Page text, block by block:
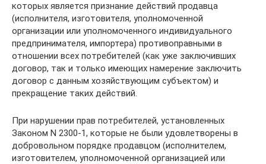
которых является признание действий продавца
(исполнителя, изготовителя, уполномоченной
организации или уполномоченного индивидуального
предпринимателя, импортера) противоправными в
отношении всех потребителей (как уже заключивших
договор, так и только имеющих намерение заключить
договор с данным хозяйствующим субъектом) и
прекращение таких действий.
При нарушении прав потребителей, установленных
Законом N 2300-1, которые не были удовлетворены в
добровольном порядке продавцом (исполнителем,
изготовителем, уполномоченной организацией или